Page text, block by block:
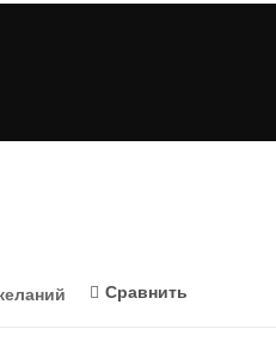
Сравнить